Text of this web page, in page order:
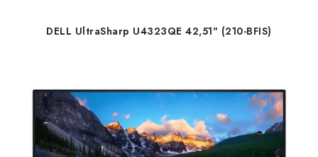
DELL UltraSharp U4323QE 42,51" (210-BFIS)